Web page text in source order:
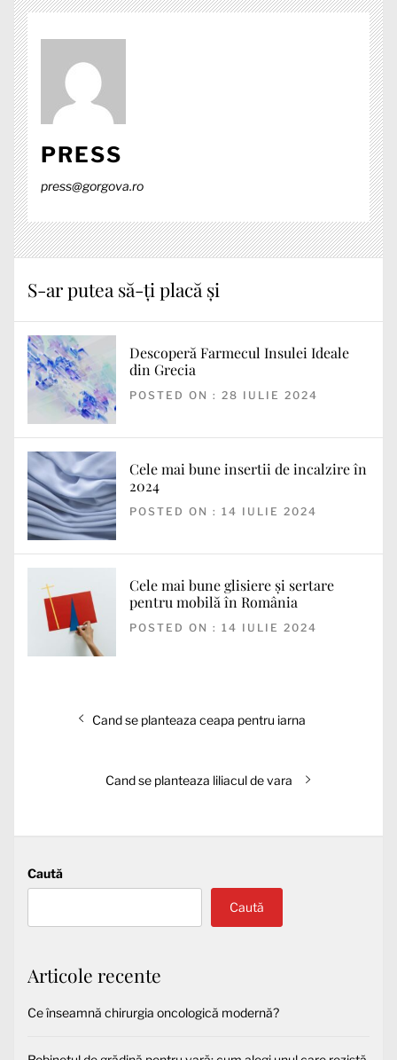
PRESS
press@gorgova.ro
S-ar putea să-ți placă și
Descoperă Farmecul Insulei Ideale
din Grecia
POSTED ON : 28 IULIE 2024
Cele mai bune insertii de incalzire în
2024
POSTED ON : 14 IULIE 2024
Cele mai bune glisiere și sertare
pentru mobilă în România
POSTED ON : 14 IULIE 2024
Navigare Articolul
Cand se planteaza ceapa pentru iarna
Articolul
Cand se planteaza liliacul de vara
Caută
Caută
Articole recente
Ce înseamnă chirurgia oncologică modernă?